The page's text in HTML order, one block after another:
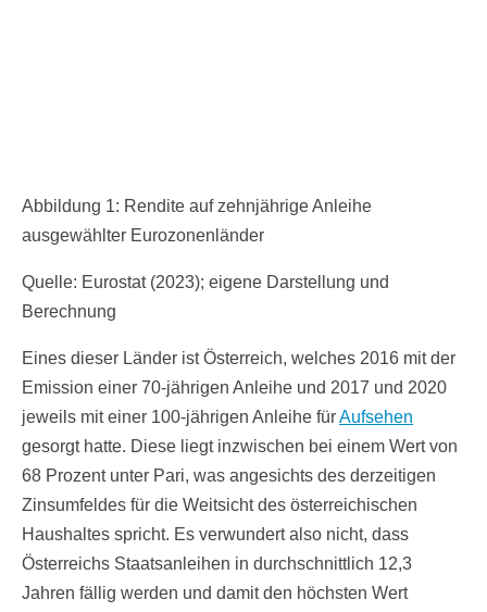
Abbildung 1: Rendite auf zehnjährige Anleihe
ausgewählter Eurozonenländer
Quelle: Eurostat (2023); eigene Darstellung und
Berechnung
Eines dieser Länder ist Österreich, welches 2016 mit der
Emission einer 70-jährigen Anleihe und 2017 und 2020
jeweils mit einer 100-jährigen Anleihe fürAufsehen
gesorgt hatte. Diese liegt inzwischen bei einem Wert von
68 Prozent unter Pari, was angesichts des derzeitigen
Zinsumfeldes für die Weitsicht des österreichischen
Haushaltes spricht. Es verwundert also nicht, dass
Österreichs Staatsanleihen in durchschnittlich 12,3
Jahren fällig werden und damit den höchsten Wert